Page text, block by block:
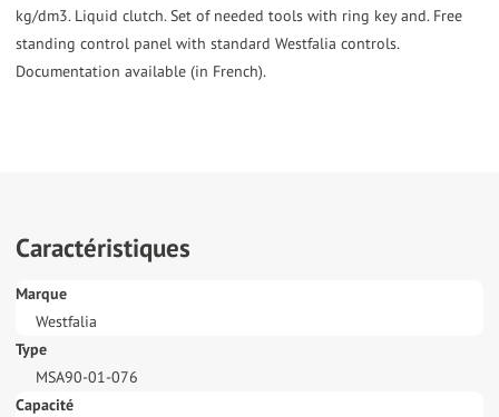
kg/dm3. Liquid clutch. Set of needed tools with ring key and. Free
standing control panel with standard Westfalia controls.
Documentation available (in French).
Caractéristiques
Marque
Westfalia
Type
MSA90-01-076
Capacité